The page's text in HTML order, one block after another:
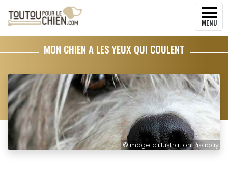
MENU
MON CHIEN A LES YEUX QUI COULENT
©image d'illustration Pixabay